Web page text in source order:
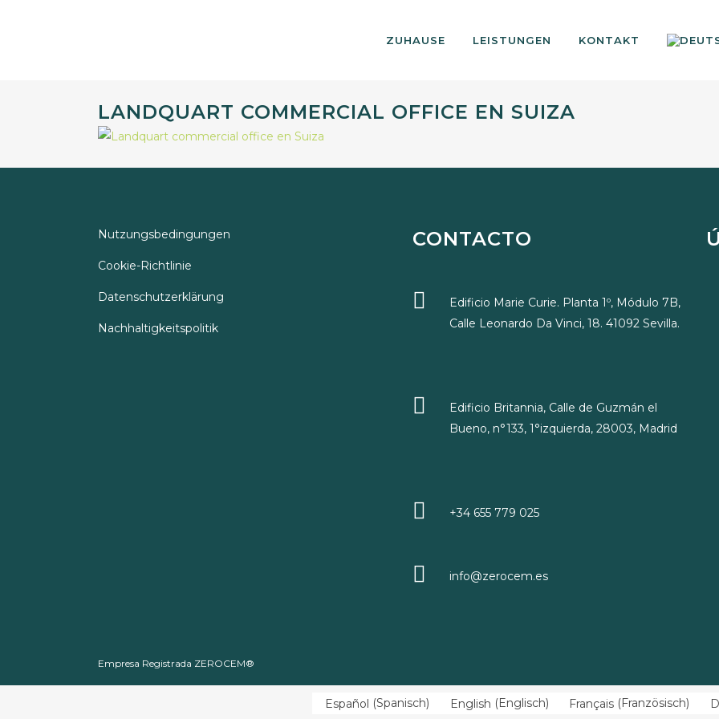
ZUHAUSE LEISTUNGEN KONTAKT
LANDQUART COMMERCIAL OFFICE EN SUIZA
Nutzungsbedingungen
Cookie-Richtlinie
Datenschutzerklärung
Nachhaltigkeitspolitik
CONTACTO
Edificio Marie Curie. Planta 1º, Módulo 7B,
Calle Leonardo Da Vinci, 18. 41092 Sevilla.
Edificio Britannia, Calle de Guzmán el
Bueno, n°133, 1°izquierda, 28003, Madrid
+34 655 779 025
info@zerocem.es
Empresa Registrada ZEROCEM®
Español (Spanisch) English (Englisch) Français (Französisch)